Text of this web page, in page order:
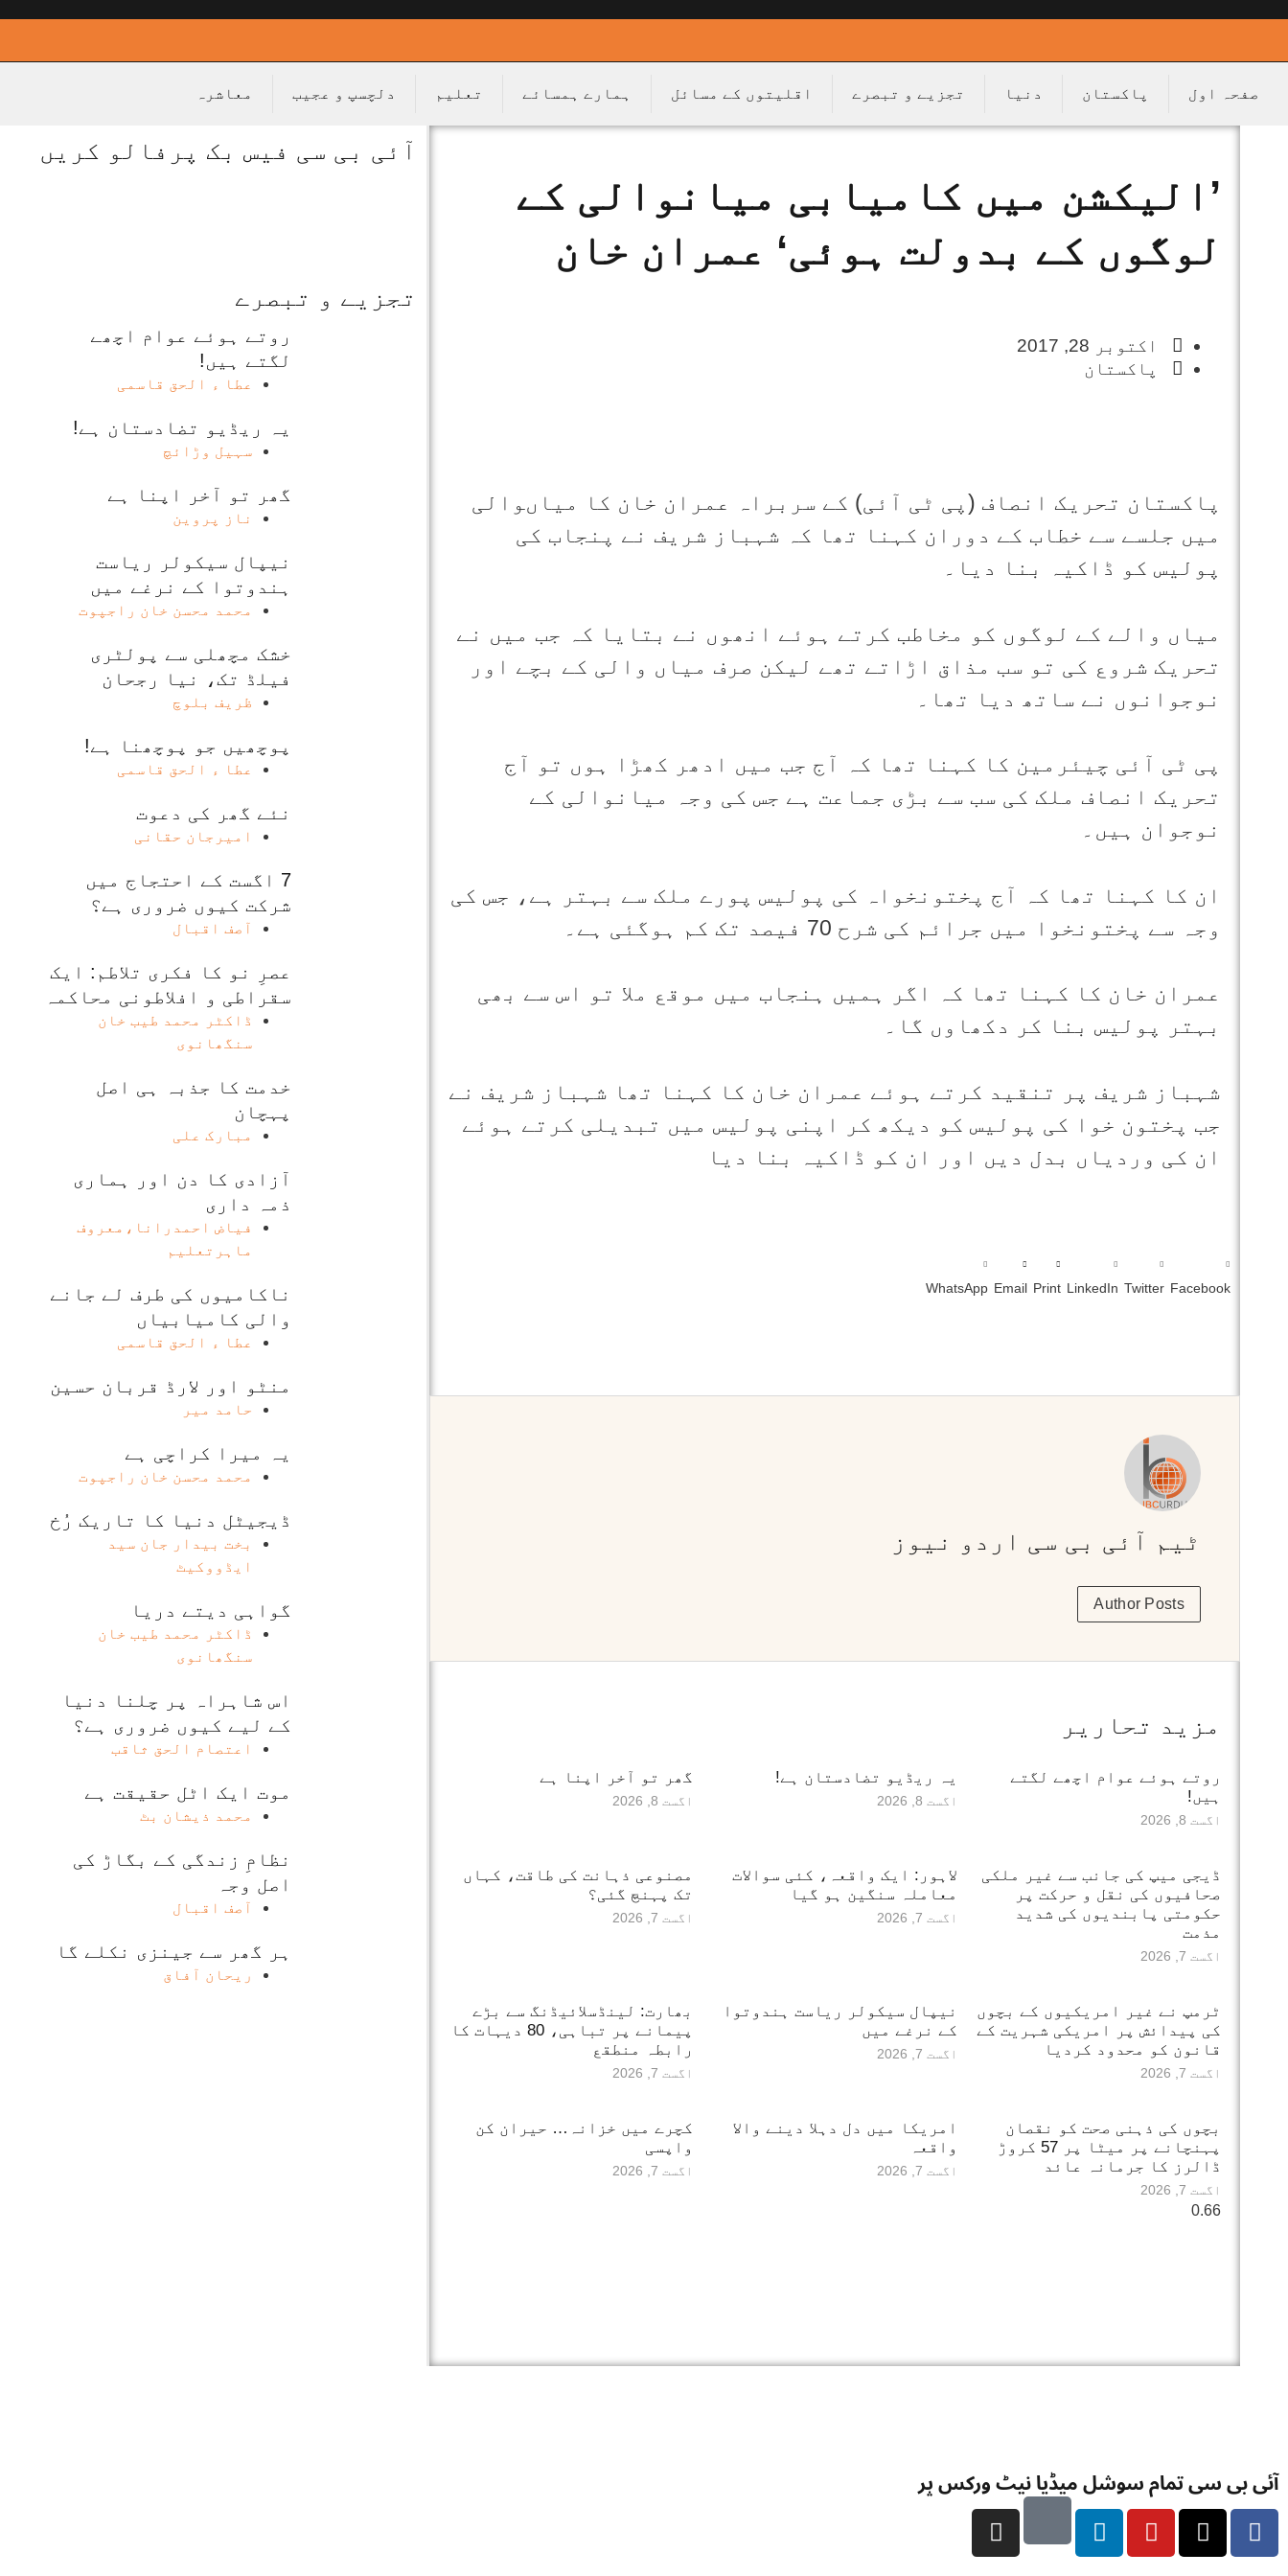
صفحہ اول پاکستان دنیا تجزیے و تبصرے اقلیتوں کے مسائل ہمارے ہمسائے تعلیم دلچسپ و عجیب معاشرہ
’الیکشن میں کامیابی میانوالی کے
لوگوں کے بدولت ہوئی‘ عمران خان
اکتوبر 28, 2017
پاکستان
پاکستان تحریک انصاف (پی ٹی آئی) کے سربراہ عمران خان کا میاںوالی
میں جلسے سے خطاب کے دوران کہنا تھا کہ شہباز شریف نے پنجاب کی
پولیس کو ڈاکیہ بنا دیا۔
میاں والے کے لوگوں کو مخاطب کرتے ہوئے انھوں نے بتایا کہ جب میں نے
تحریک شروع کی تو سب مذاق اڑاتے تھے لیکن صرف میاں والی کے بچے اور
نوجوانوں نے ساتھ دیا تھا۔
پی ٹی آئی چیئرمین کا کہنا تھا کہ آج جب میں ادھر کھڑا ہوں تو آج
تحریک انصاف ملک کی سب سے بڑی جماعت ہے جس کی وجہ میانوالی کے
نوجوان ہیں۔
ان کا کہنا تھا کہ آج پختونخواہ کی پولیس پورے ملک سے بہتر ہے، جس کی
وجہ سے پختونخوا میں جرائم کی شرح 70 فیصد تک کم ہوگئی ہے۔
عمران خان کا کہنا تھا کہ اگر ہمیں ہنجاب میں موقع ملا تو اس سے بھی
بہتر پولیس بنا کر دکھاوں گا۔
شہباز شریف پر تنقید کرتے ہوئے عمران خان کا کہنا تھا شہباز شریف نے
جب پختون خوا کی پولیس کو دیکھ کر اپنی پولیس میں تبدیلی کرتے ہوئے
ان کی وردیاں بدل دیں اور ان کو ڈاکیہ بنا دیا
Facebook
Twitter
LinkedIn
Print
Email
WhatsApp
ٹیم آئی بی سی اردو نیوز
Author Posts
مزید تحاریر
روتے ہوئے عوام اچھے لگتے
ہیں!
اگست 8, 2026
یہ ریڈیو تضادستان ہے!
اگست 8, 2026
گھر تو آخر اپنا ہے
اگست 8, 2026
ڈیجی میپ کی جانب سے غیر ملکی
صحافیوں کی نقل و حرکت پر
حکومتی پابندیوں کی شدید
مذمت
اگست 7, 2026
لاہور: ایک واقعہ، کئی سوالات
معاملہ سنگین ہو گیا
اگست 7, 2026
مصنوعی ذہانت کی طاقت، کہاں
تک پہنچ گئی؟
اگست 7, 2026
ٹرمپ نے غیر امریکیوں کے بچوں
کی پیدائش پر امریکی شہریت کے
قانون کو محدود کردیا
اگست 7, 2026
نیپال سیکولر ریاست ہندوتوا
کے نرغے میں
اگست 7, 2026
بھارت: لینڈسلائیڈنگ سے بڑے
پیمانے پر تباہی، 80 دیہات کا
رابطہ منطقع
اگست 7, 2026
بچوں کی ذہنی صحت کو نقصان
پہنچانے پر میٹا پر 57 کروڑ
ڈالرز کا جرمانہ عائد
اگست 7, 2026
امریکا میں دل دہلا دینے والا
واقعہ
اگست 7, 2026
کچرے میں خزانہ… حیران کن
واپسی
اگست 7, 2026
آئی بی سی فیس بک پرفالو کریں
تجزیے و تبصرے
روتے ہوئے عوام اچھے
لگتے ہیں!
عطا ء الحق قاسمی
یہ ریڈیو تضادستان ہے!
سہیل وڑائچ
گھر تو آخر اپنا ہے
ناز پروین
نیپال سیکولر ریاست
ہندوتوا کے نرغے میں
محمد محسن خان راجپوت
خشک مچھلی سے پولٹری
فیلڈ تک، نیا رجحان
ظریف بلوچ
پوچھیں جو پوچھنا ہے!
عطا ء الحق قاسمی
نئے گھر کی دعوت
امیرجان حقانی
7 اگست کے احتجاج میں
شرکت کیوں ضروری ہے؟
آصف اقبال
عصرِ نو کا فکری تلاطم: ایک
سقراطی و افلاطونی محاکمہ
ڈاکٹر محمد طیب خان
سنگھانوی
خدمت کا جذبہ ہی اصل
پہچان
مبارک علی
آزادی کا دن اور ہماری
ذمہ داری
فیاض احمدرانا،معروف
ماہرتعلیم
ناکامیوں کی طرف لے جانے
والی کامیابیاں
عطا ء الحق قاسمی
منٹو اور لارڈ قربان حسین
حامد میر
یہ میرا کراچی ہے
محمد محسن خان راجپوت
ڈیجیٹل دنیا کا تاریک رُخ
بخت بیدار جان سید
ایڈووکیٹ
گواہی دیتے دریا
ڈاکٹر محمد طیب خان
سنگھانوی
اس شاہراہ پر چلنا دنیا
کے لیے کیوں ضروری ہے؟
اعتصام الحق ثاقب
موت ایک اٹل حقیقت ہے
محمد ذیشان بٹ
نظامِ زندگی کے بگاڑ کی
اصل وجہ
آصف اقبال
ہر گھر سے جینزی نکلے گا
ریحان آفاق
آئی بی سی تمام سوشل میڈیا نیٹ ورکس پر